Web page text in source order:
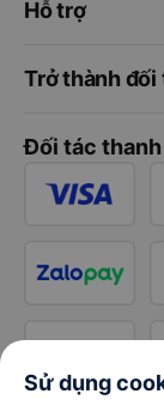
Hỗ trợ
Trở thành đối
Đối tác
Sử dụng